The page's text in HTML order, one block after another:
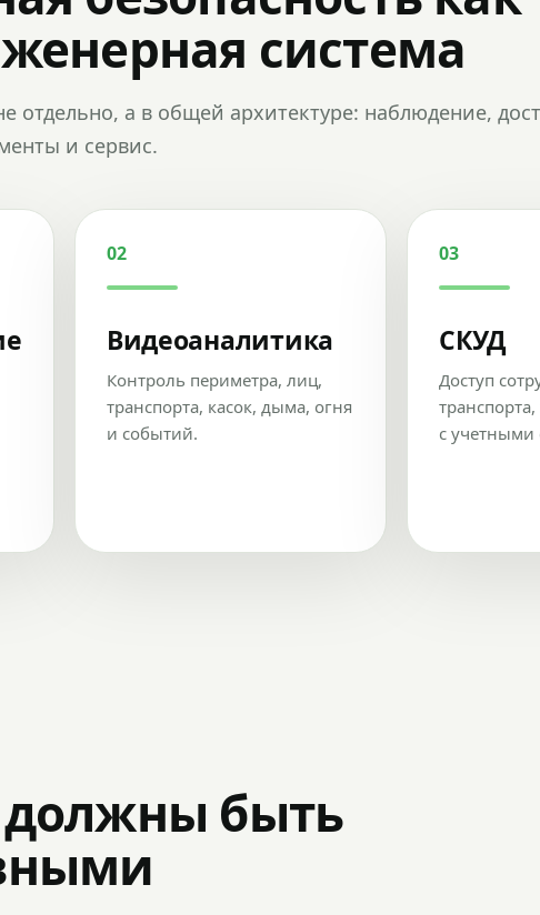
система
отдельно, а в общей архитектуре: наблюдение,
и сервис.
02
Видеоаналитика
Контроль периметра, лиц,
транспорта, касок, дыма, огня
и событий.
03
СКУД
Доступ
с учетными
быть